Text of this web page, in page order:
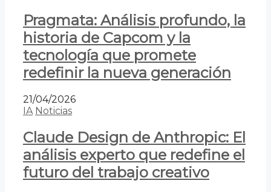
Pragmata: Análisis profundo, la
historia de Capcom y la
tecnología que promete
redefinir la nueva generación
21/04/2026
IA Noticias
Claude Design de Anthropic: El
análisis experto que redefine el
futuro del trabajo creativo